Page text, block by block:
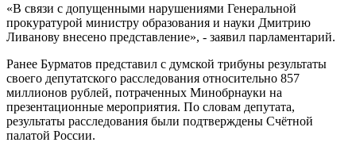
«В связи с допущенными нарушениями Генеральной
прокуратурой министру образования и науки Дмитрию
Ливанову внесено представление», - заявил парламентарий.
Ранее Бурматов представил с думской трибуны результаты
своего депутатского расследования относительно 857
миллионов рублей, потраченных Минобрнауки на
презентационные мероприятия. По словам депутата,
результаты расследования были подтверждены Счётной
палатой России.